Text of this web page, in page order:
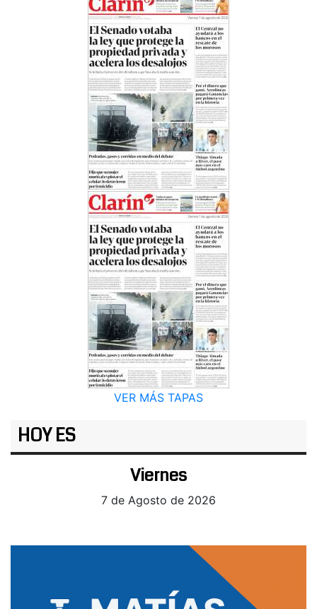
VER MÁS TAPAS
HOY ES
Viernes
7 de Agosto de 2026